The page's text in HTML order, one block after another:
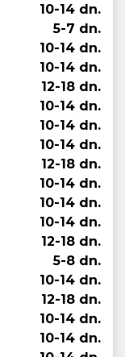
10-14 dn.
5-7 dn.
10-14 dn.
10-14 dn.
12-18 dn.
10-14 dn.
10-14 dn.
10-14 dn.
12-18 dn.
10-14 dn.
10-14 dn.
10-14 dn.
12-18 dn.
5-8 dn.
10-14 dn.
12-18 dn.
10-14 dn.
10-14 dn.